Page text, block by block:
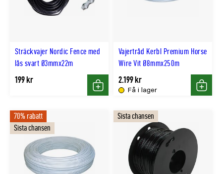
Sträckvajer Nordic Fence med
lås svart Ø3mmx22m
199 kr
Köp
Vajertråd Kerbl Premium Horse
Wire Vit Ø8mmx250m
Få i lager
2.199 kr
Köp
70% rabatt
Sista chansen
Sista chansen